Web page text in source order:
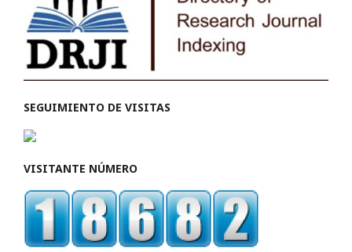
SEGUIMIENTO DE VISITAS
VISITANTE NÚMERO